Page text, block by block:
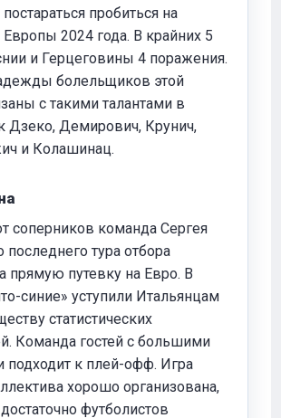
пробиться на
2024 года. В крайних 5
и Герцеговины 4 поражения.
болельщиков этой
с такими талантами в
Дзеко, Демирович, Крунич,
и Колашинац.
соперников команда Сергея
последнего тура отбора
прямую путевку на Евро. В
синие» уступили Итальянцам
статистических
Команда гостей с большими
подходит к плей-офф. Игра
хорошо организована,
футболистов